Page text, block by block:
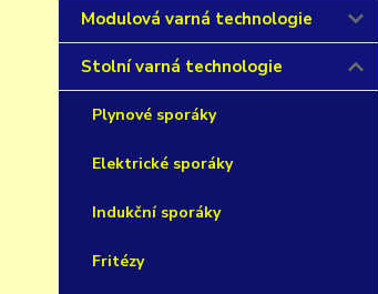
Modulová varná technologie
Stolní varná technologie
Plynové sporáky
Elektrické sporáky
Indukční sporáky
Fritézy